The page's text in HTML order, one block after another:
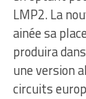
LMP2. La
ainée sa
produira
une version
circuits